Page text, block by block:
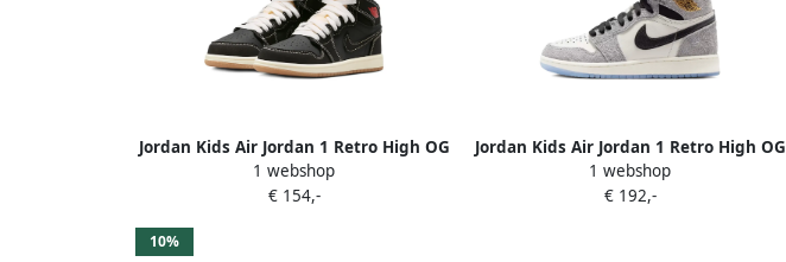
Jordan Kids Air Jordan 1 Retro High OG
sneakers Zwart
1 webshop
€ 154,-
Jordan Kids Air Jordan 1 Retro High OG
sneakers Grijs
1 webshop
€ 192,-
10%